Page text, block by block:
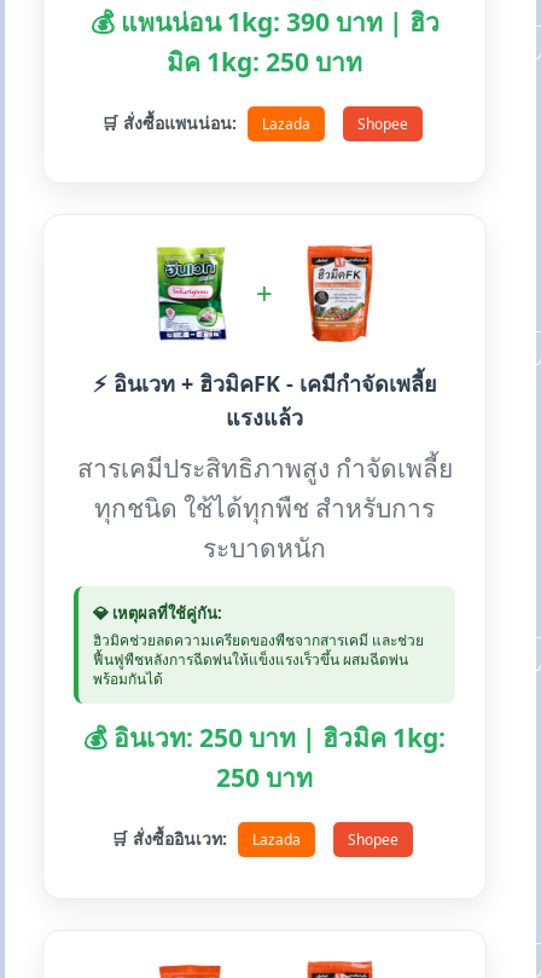
💰 แพนน่อน 1kg: 390 บาท | ฮิว
มิค 1kg: 250 บาท
🛒 สั่งซื้อแพนน่อน: Lazada Shopee
+
⚡ อินเวท + ฮิวมิคFK - เคมีกำจัดเพลี้ย
แรงแล้ว
สารเคมีประสิทธิภาพสูง กำจัดเพลี้ย
ทุกชนิด ใช้ได้ทุกพืช สำหรับการ
ระบาดหนัก
💎 เหตุผลที่ใช้คู่กัน:
ฮิวมิคช่วยลดความเครียดของพืชจากสารเคมี และช่วย
ฟื้นฟูพืชหลังการฉีดพ่นให้แข็งแรงเร็วขึ้น ผสมฉีดพ่น
พร้อมกันได้
💰 อินเวท: 250 บาท | ฮิวมิค 1kg:
250 บาท
🛒 สั่งซื้ออินเวท: Lazada Shopee